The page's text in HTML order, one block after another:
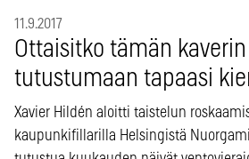
11.9.2017
Ottaisitko tämän
tutustumaan tapaasi
Xavier Hildén aloitti taistelun
kaupunkifillarilla Helsingistä